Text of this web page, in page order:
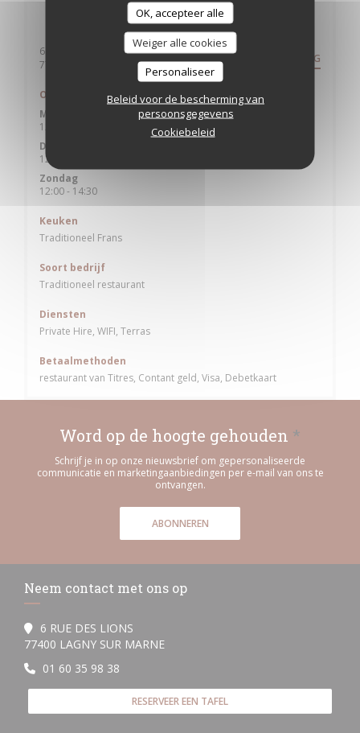
OK, accepteer alle
Weiger alle cookies
Personaliseer
Beleid voor de bescherming van
persoonsgegevens
Cookiebeleid
Algemene informatie
6 RUE DES LIONS
77400 LAGNY SUR MARNE((opent in een nieuw venster))
ROUTEBESCHRIJVING
Openingstijden
Maandag
12:00 - 14:30
Din
12:00 - 14:30
Zondag
12:00 - 14:30
Keuken
Traditioneel Frans
Soort bedrijf
Traditioneel restaurant
Diensten
Private Hire, WIFI, Terras
Betaalmethoden
restaurant van Titres, Contant geld, Visa, Debetkaart
Word op de hoogte gehouden *
Schrijf je in op onze nieuwsbrief om gepersonaliseerde
communicatie en marketingaanbiedingen per e-mail van ons te
ontvangen.
ABONNEREN
Neem contact met ons op
6 RUE DES LIONS
77400 LAGNY SUR MARNE((opent in een nieuw venster))
01 60 35 98 38
RESERVEER EEN TAFEL